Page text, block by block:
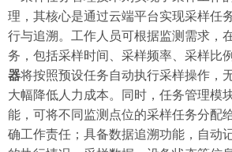
理，其核心是通过云端平台实现采样任
行与追溯。工作人员可根据监测需求，
务，包括采样时间、采样频率、采样比
器将按照预设任务自动执行采样操作，
大幅降低人力成本。同时，任务管理模
能，可将不同监测点位的采样任务分配
确工作责任；具备数据追溯功能，自动